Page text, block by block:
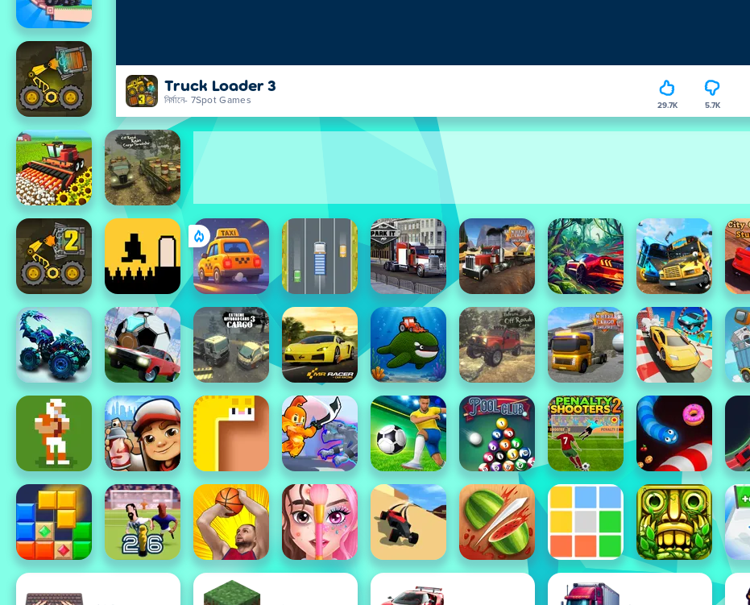
Truck Loader 3
নির্মানে- 7Spot Games 29.7K 5.7K